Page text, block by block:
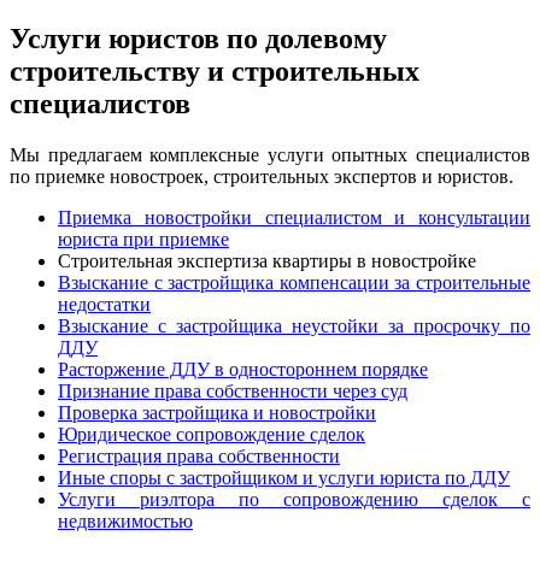
Услуги юристов по долевому
строительству и строительных
специалистов
Мы предлагаем комплексные услуги опытных специалистов
по приемке новостроек, строительных экспертов и юристов.
Приемка новостройки специалистом и консультации
юриста при приемке
Строительная экспертиза квартиры в новостройке
Взыскание с застройщика компенсации за строительные
недостатки
Взыскание с застройщика неустойки за просрочку по
ДДУ
Расторжение ДДУ в одностороннем порядке
Признание права собственности через суд
Проверка застройщика и новостройки
Юридическое сопровождение сделок
Регистрация права собственности
Иные споры с застройщиком и услуги юриста по ДДУ
Услуги риэлтора по сопровождению сделок с
недвижимостью